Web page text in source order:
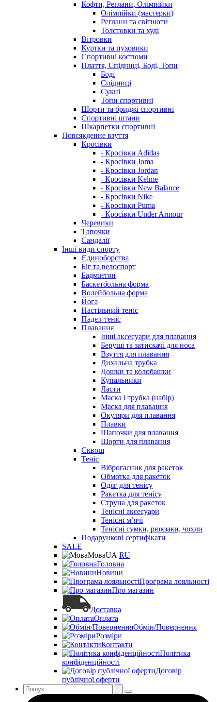
Кофти, Реглани, Олімпійки
Олімпійки (мастерки)
Реглани та світшоти
Толстовки та худі
Вітровки
Куртки та пуховики
Спортивні костюми
Плаття, Спідниці, Боді, Топи
Боді
Спідниці
Сукні
Топи спортивні
Шорти та бриджі спортивні
Спортивні штани
Шкарпетки спортивні
Повсякденне взуття
Кросівки
- Кросівки Adidas
- Кросівки Joma
- Кросівки Jordan
- Кросівки Kelme
- Кросівки New Balance
- Кросівки Nike
- Кросівки Puma
- Кросівки Under Armour
Черевики
Тапочки
Сандалії
Інші види спорту
Єдиноборства
Біг та велоспорт
Бадмінтон
Баскетбольна форма
Волейбольна форма
Йога
Настільний теніс
Падел-теніс
Плавання
Інші аксесуари для плавання
Беруші та затискачі для носа
Взуття для плавання
Дихальна трубка
Дошки та колобашки
Купальники
Ласти
Маска і трубка (набір)
Маска для плавання
Окуляри для плавання
Плавки
Шапочки для плавання
Шорти для плавання
Сквош
Теніс
Віброгасник для ракеток
Обмотка для ракеток
Одяг для тенісу
Ракетка для тенісу
Струна для ракеток
Тенісні аксесуари
Тенісні мʼячі
Тенісні сумки, рюкзаки, чохли
Подарункові сертифікати
SALE
МоваUA RU
Головна
Новини
Програма лояльності
Про магазин
Доставка
Оплата
Обмін/Повернення
Розміри
Контакти
Політика
конфіденційності
Договір
публічної оферти